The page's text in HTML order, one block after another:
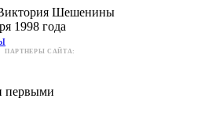
Шешенины
1998 года
ПАРТНЕРЫ САЙТА:
первыми